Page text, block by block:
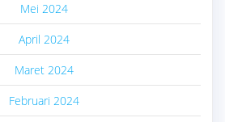
Mei 2024
April 2024
Maret 2024
Februari 2024